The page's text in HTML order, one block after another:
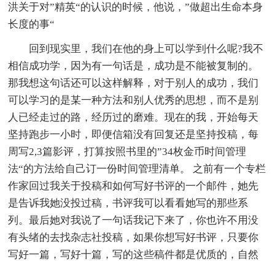
洪关于对”精英“的认识的时候，他说，”做超出生命本身
长度的事“
回到现实里，我们在他的身上可以学到什么呢?我不
相信成功学，因为有一句话是，成功是不能被复制的。
那我想这句话还可以这样解释，对于别人的成功，我们
可以学习的是某一种方法和别人优秀的思想，而不是别
人已经走过的路，经历过的磨难。现在的我，开始每天
坚持跑步一小时，即便信箱没有回复还是坚持投稿，每
周写2,3篇影评，打算按照书里的”34枚金币时间管理
法“的方法给自己订一份时间管理清单。 之前有一个专栏
作家回过我关于投稿和如何写好书评的一个邮件，她先
是告诉我她没投过稿，书评我可以看看她写的那些系
列。最后她对我说了一句话我记下来了，你也许不用没
有头绪的去找杂志社投稿，如果你想写好书评，只要你
写好一篇，写好十篇，写的这些稿件都是优质的，自然